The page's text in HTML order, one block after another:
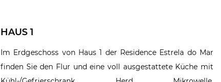
HAUS 1
Im Erdgeschoss von Haus 1 der Residence Estrela do Mar
finden Sie den Flur und eine voll ausgestattete Küche mit